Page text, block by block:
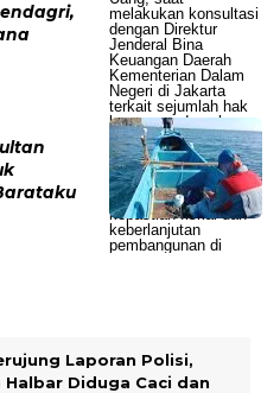
Laporan Polisi,
Diduga Caci dan